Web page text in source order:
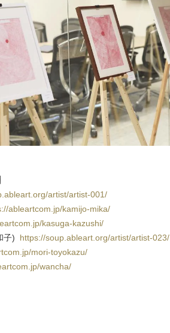
artist/artist-001/
ableartcom.jp/kamijo-mika/
kasuga-kazushi/
子)
https://soup.ableart.org/artist/artist-023/
mori-toyokazu/
wancha/